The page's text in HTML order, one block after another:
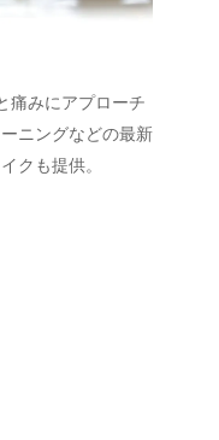
痛みにアプローチ
ニングなどの最新
クも提供。